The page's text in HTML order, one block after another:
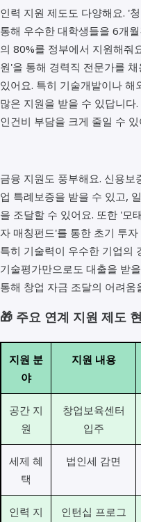
인력 지원 제도도 다양해요. '
통해 우수한 대학생들을 6개
의 80%를 정부에서 지원해줘
원'을 통해 경력직 전문가를
있어요. 특히 기술개발이나
많은 지원을 받을 수 있답니다
인건비 부담을 크게 줄일 수 있
금융 지원도 풍부해요. 신용
업 특례보증을 받을 수 있고,
을 조달할 수 있어요. 또한 '모
자 매칭펀드'를 통한 초기 투
특히 기술력이 우수한 기업의
기술평가만으로도 대출을 받
통해 창업 자금 조달의 어려움
🎁 주요 연계 지원 제도
지원 분
야
지원 내용
공간 지
원
창업보육센터
입주
세제 혜
택
법인세 감면
인력 지
인턴십 프로그